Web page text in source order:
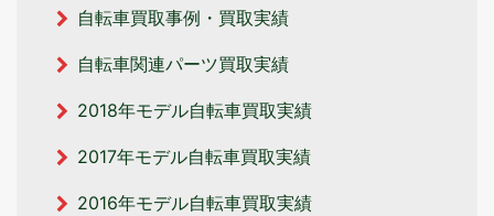
自転車買取事例・買取実績
自転車関連パーツ買取実績
2018年モデル自転車買取実績
2017年モデル自転車買取実績
2016年モデル自転車買取実績